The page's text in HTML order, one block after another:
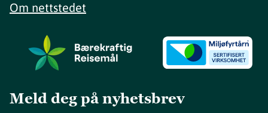
Om nettstedet
Meld deg på nyhetsbrev